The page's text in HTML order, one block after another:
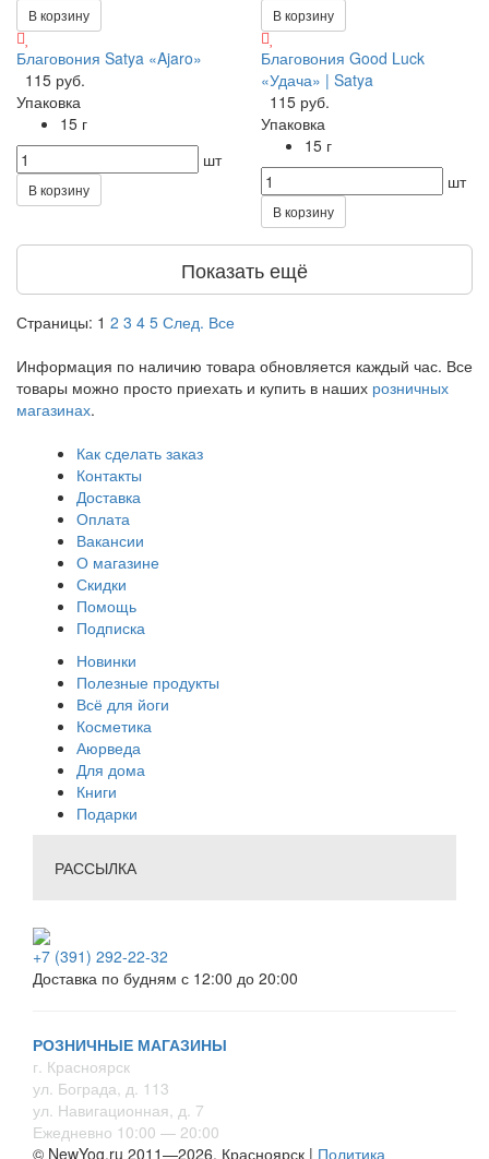
В корзину В корзину
Благовония Satya «Ajaro»
115 руб.
Упаковка
15 г
шт
В корзину
Благовония Good Luck
«Удача» | Satya
115 руб.
Упаковка
15 г
шт
В корзину
Показать ещё
Страницы: 1 2 3 4 5 След. Все
Информация по наличию товара обновляется каждый час. Все
товары можно просто приехать и купить в наших розничных
магазинах.
Как сделать заказ
Контакты
Доставка
Оплата
Вакансии
О магазине
Скидки
Помощь
Подписка
Новинки
Полезные продукты
Всё для йоги
Косметика
Аюрведа
Для дома
Книги
Подарки
РАССЫЛКА
+7 (391) 292-22-32
Доставка по будням с 12:00 до 20:00
РОЗНИЧНЫЕ МАГАЗИНЫ
г. Красноярск
ул. Бограда, д. 113
ул. Навигационная, д. 7
Ежедневно 10:00 — 20:00
© NewYog.ru 2011—2026, Красноярск | Политика